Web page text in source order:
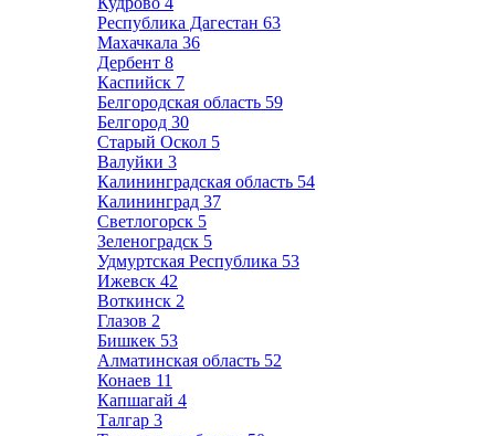
Республика Дагестан 63
Махачкала 36
Дербент 8
Каспийск 7
Белгородская область 59
Белгород 30
Старый Оскол 5
Валуйки 3
Калининградская область 54
Калининград 37
Светлогорск 5
Зеленоградск 5
Удмуртская Республика 53
Ижевск 42
Воткинск 2
Глазов 2
Бишкек 53
Алматинская область 52
Конаев 11
Капшагай 4
Талгар 3